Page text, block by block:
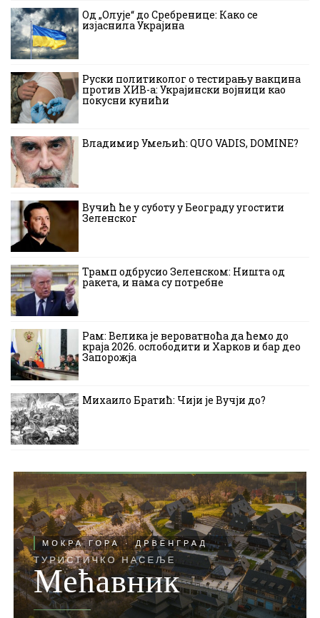
Од „Олује“ до Сребренице: Како се
изјаснила Украјина
Руски политиколог о тестирању вакцина
против ХИВ-а: Украјински војници као
покусни кунићи
Владимир Умељић: QUO VADIS, DOMINE?
Вучић ће у суботу у Београду угостити
Зеленског
Трамп одбрусио Зеленском: Ништа од
ракета, и нама су потребне
Рам: Велика је вероватноћа да ћемо до
краја 2026. ослободити и Харков и бар део
Запорожја
Михаило Братић: Чији је Вучји до?